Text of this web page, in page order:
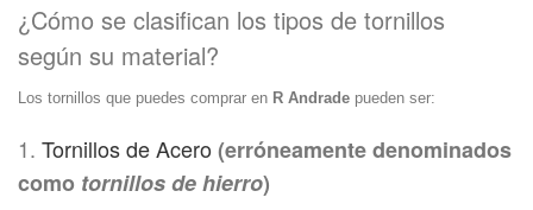
¿Cómo se clasifican los tipos de tornillos
según su material?
Los tornillos que puedes comprar en R Andrade pueden ser:
1. Tornillos de Acero (erróneamente denominados
como tornillos dehierro)